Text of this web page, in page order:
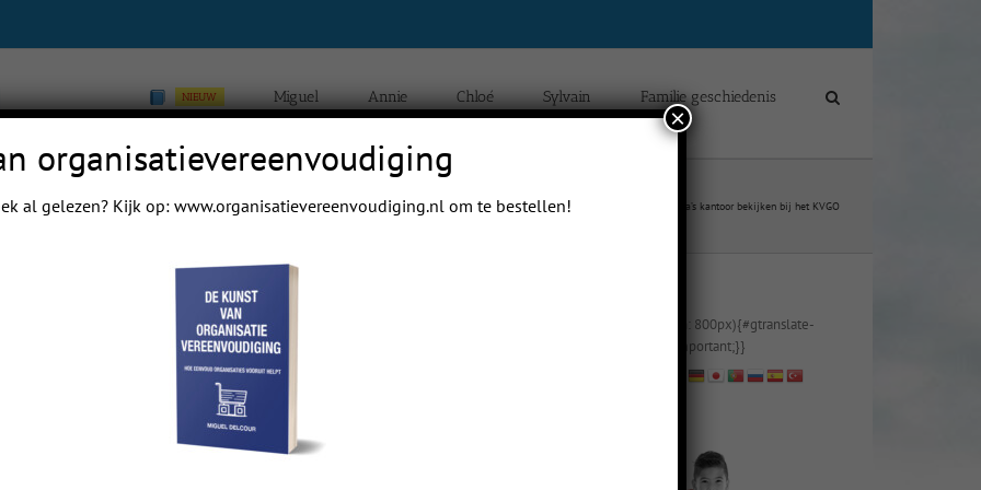
NIEUW Miguel Annie Chloé Sylvain Familie geschiedenis
Home Blogs van Chloé Yip Hei Delcour Blogs van Sylvain Yip Man Delcour Papa’s kantoor bekijken bij het KVGO
papa even.
@media (max-width: 800px){#gtranslate-
2{text-align:right !important;}}
organisatievereenvoudiging
al gelezen? Kijk op: www.organisatievereenvoudiging.nlom te bestellen!
×